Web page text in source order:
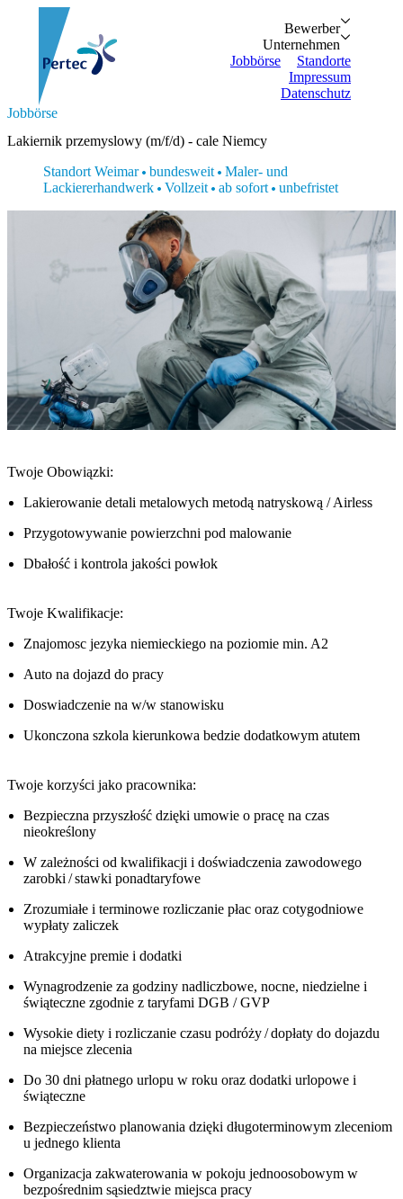
BewerberBewerber
Vorteile
Unternehmen
Unternehmen
Personalanfrage
Jobbörse
Standorte
Impressum
Datenschutz
Suche...
Bewerber
Jobbörse
Standorte
Zurück
Bewerber
Vorteile
Initiativbewerbung
Zurück
Unternehmen
Personalanfrage
Jobbörse
Lakiernik przemyslowy (m/f/d) - cale Niemcy
Standort Weimar
bundesweit
Maler- und
Lackiererhandwerk
Vollzeit ab sofort unbefristet
Twoje Obowiązki:
Lakierowanie detali metalowych metodą natryskową / Airless
Przygotowywanie powierzchni pod malowanie
Dbałość i kontrola jakości powłok
Twoje Kwalifikacje:
Znajomosc jezyka niemieckiego na poziomie min. A2
Auto na dojazd do pracy
Doswiadczenie na w/w stanowisku
Ukonczona szkola kierunkowa bedzie dodatkowym atutem
Twoje korzyści jako pracownika:
Bezpieczna przyszłość dzięki umowie o pracę na czas
nieokreślony
W zależności od kwalifikacji i doświadczenia zawodowego
zarobki / stawki ponadtaryfowe
Zrozumiałe i terminowe rozliczanie płac oraz cotygodniowe
wypłaty zaliczek
Atrakcyjne premie i dodatki
Wynagrodzenie za godziny nadliczbowe, nocne, niedzielne i
świąteczne zgodnie z taryfami DGB / GVP
Wysokie diety i rozliczanie czasu podróży / dopłaty do dojazdu
na miejsce zlecenia
Do 30 dni płatnego urlopu w roku oraz dodatki urlopowe i
świąteczne
Bezpieczeństwo planowania dzięki długoterminowym zleceniom
u jednego klienta
Organizacja zakwaterowania w pokoju jednoosobowym w
bezpośrednim sąsiedztwie miejsca pracy